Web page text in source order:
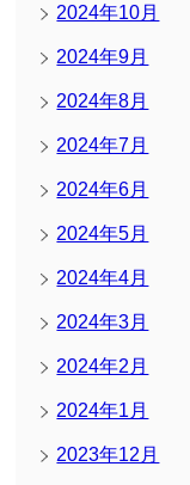
2024年10月
2024年9月
2024年8月
2024年7月
2024年6月
2024年5月
2024年4月
2024年3月
2024年2月
2024年1月
2023年12月